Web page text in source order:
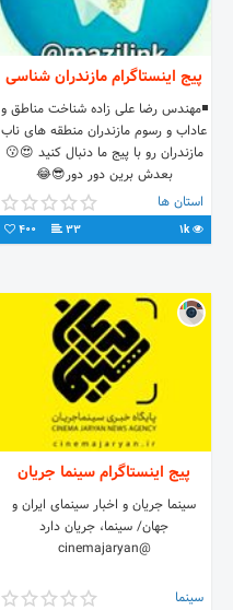
پیج اینستاگرام مازندران شناسی
◾مهندس رضا علی زاده شناخت مناطق و
عاداب و رسوم مازندران منطقه های ناب
مازندران رو با پیج ما دنبال کنید 😍😗
بعدش برین دور دور😎😂
استان ها
1k
33
400
پیج اینستاگرام سینما جریان
سینما جریان و اخبار سینمای ایران و
جهان/ سینما، جریان دارد
@cinemajaryan
سینما